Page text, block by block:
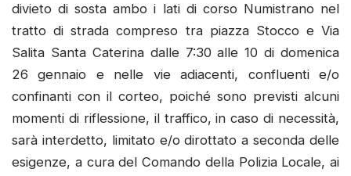
divieto di sosta ambo i lati di corso Numistrano nel
tratto di strada compreso tra piazza Stocco e Via
Salita Santa Caterina dalle 7:30 alle 10 di domenica
26 gennaio e nelle vie adiacenti, confluenti e/o
confinanti con il corteo, poiché sono previsti alcuni
momenti di riflessione, il traffico, in caso di necessità,
sarà interdetto, limitato e/o dirottato a seconda delle
esigenze, a cura del Comando della Polizia Locale, ai